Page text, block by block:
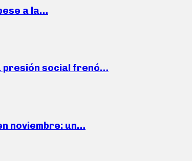
a la…
presión social frenó…
noviembre: un…